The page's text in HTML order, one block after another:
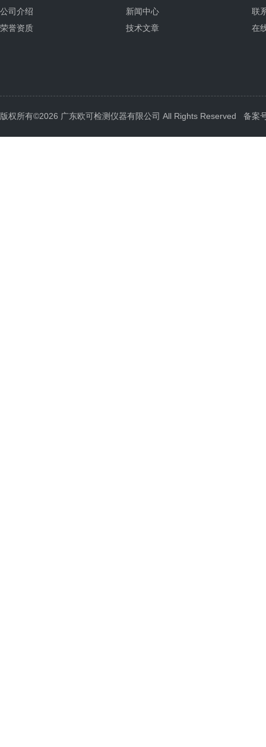
公司介绍
荣誉资质
新闻中心
技术文章
联
在
版权所有©2026 广东欧可检测仪器有限公司 All Rights Reserved 备案